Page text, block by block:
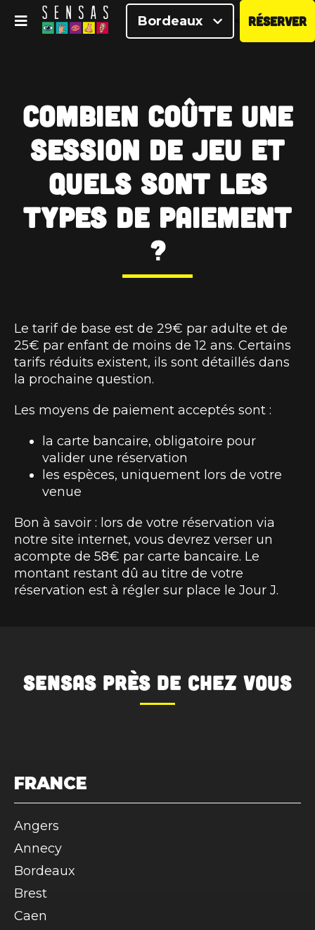
Bordeaux RÉSERVER
Combien coûte une
session de jeu et
quels sont les
types de paiement
?
Le tarif de base est de 29€ par adulte et de
25€ par enfant de moins de 12 ans. Certains
tarifs réduits existent, ils sont détaillés dans
la prochaine question.
Les moyens de paiement acceptés sont :
la carte bancaire, obligatoire pour
valider une réservation
les espèces, uniquement lors de votre
venue
Bon à savoir : lors de votre réservation via
notre site internet, vous devrez verser un
acompte de 58€ par carte bancaire. Le
montant restant dû au titre de votre
réservation est à régler sur place le Jour J.
SENSAS près de chez vous
FRANCE
Angers
Annecy
Bordeaux
Brest
Caen